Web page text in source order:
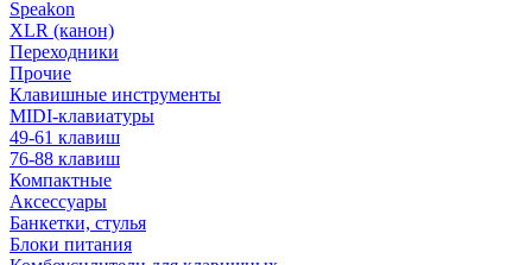
Speakon
XLR (канон)
Переходники
Прочие
Клавишные инструменты
MIDI-клавиатуры
49-61 клавиш
76-88 клавиш
Компактные
Аксессуары
Банкетки, стулья
Блоки питания